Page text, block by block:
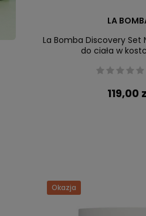
LA
La Bomba Discovery Set
do ciała w
119,00
Okazja